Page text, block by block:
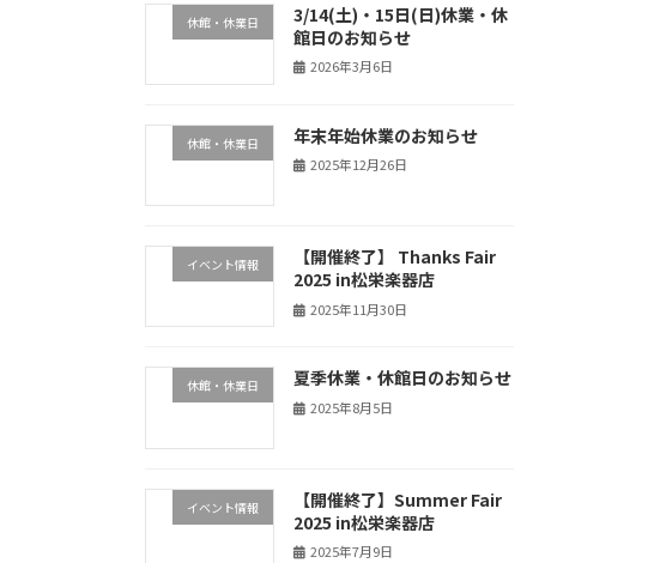
休館・休業日
3/14(土)・15日(日)休業・休
館日のお知らせ
2026年3月6日
休館・休業日 年末年始休業のお知らせ
2025年12月26日
イベント情報
【開催終了】 Thanks Fair
2025 in松栄楽器店
2025年11月30日
休館・休業日 夏季休業・休館日のお知らせ
2025年8月5日
イベント情報
【開催終了】Summer Fair
2025 in松栄楽器店
2025年7月9日